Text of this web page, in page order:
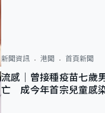
新聞資訊 港聞 首頁新聞
流感｜曾接種疫苗七歲
亡 成今年首宗兒童感